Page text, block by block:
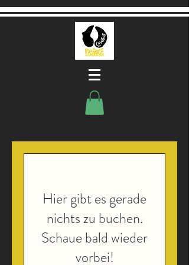
Hier gibt es gerade
nichts zu buchen.
Schaue bald wieder
vorbei!